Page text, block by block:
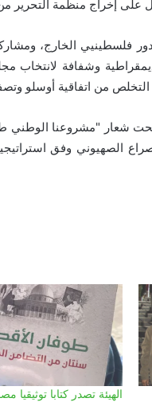
على إخراج منظمة التحرير
فلسطينيي الخارج،
ديمقراطية وشفافة
من اتفاقية أوسلو
شعار "مشروعنا الوطني
الصهيوني وفق
الهيئة تصدر كتابا توثيقيا